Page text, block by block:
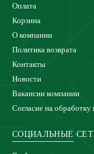
Оплата
Корзина
О компании
Политика возврата
Контакты
Новости
Вакансии компании
Согласие на
СОЦИАЛЬНЫЕ